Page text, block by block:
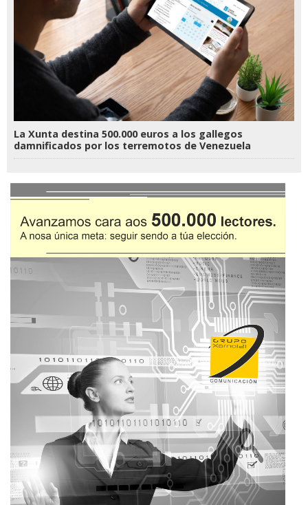
La Xunta destina 500.000 euros a los gallegos
damnificados por los terremotos de Venezuela